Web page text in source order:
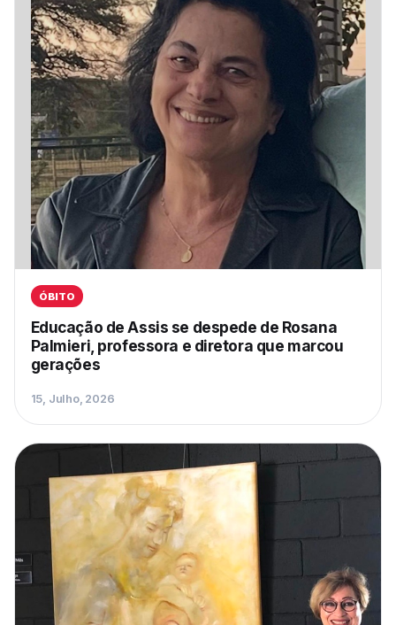
ÓBITO
Educação de Assis se despede de Rosana
Palmieri, professora e diretora que marcou
gerações
15, Julho, 2026